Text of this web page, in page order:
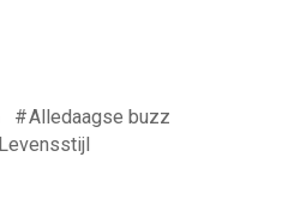
Alledaagse buzz
Levensstijl